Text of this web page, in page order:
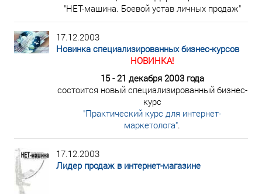
"НЕТ-машина. Боевой устав личных продаж"
17.12.2003
Новинка специализированных бизнес-курсов
НОВИНКА!
15 - 21 декабря 2003 года
состоится новый специализированный бизнес-
курс
"Практический курс для интернет-
маркетолога".
17.12.2003
Лидер продаж в интернет-магазине